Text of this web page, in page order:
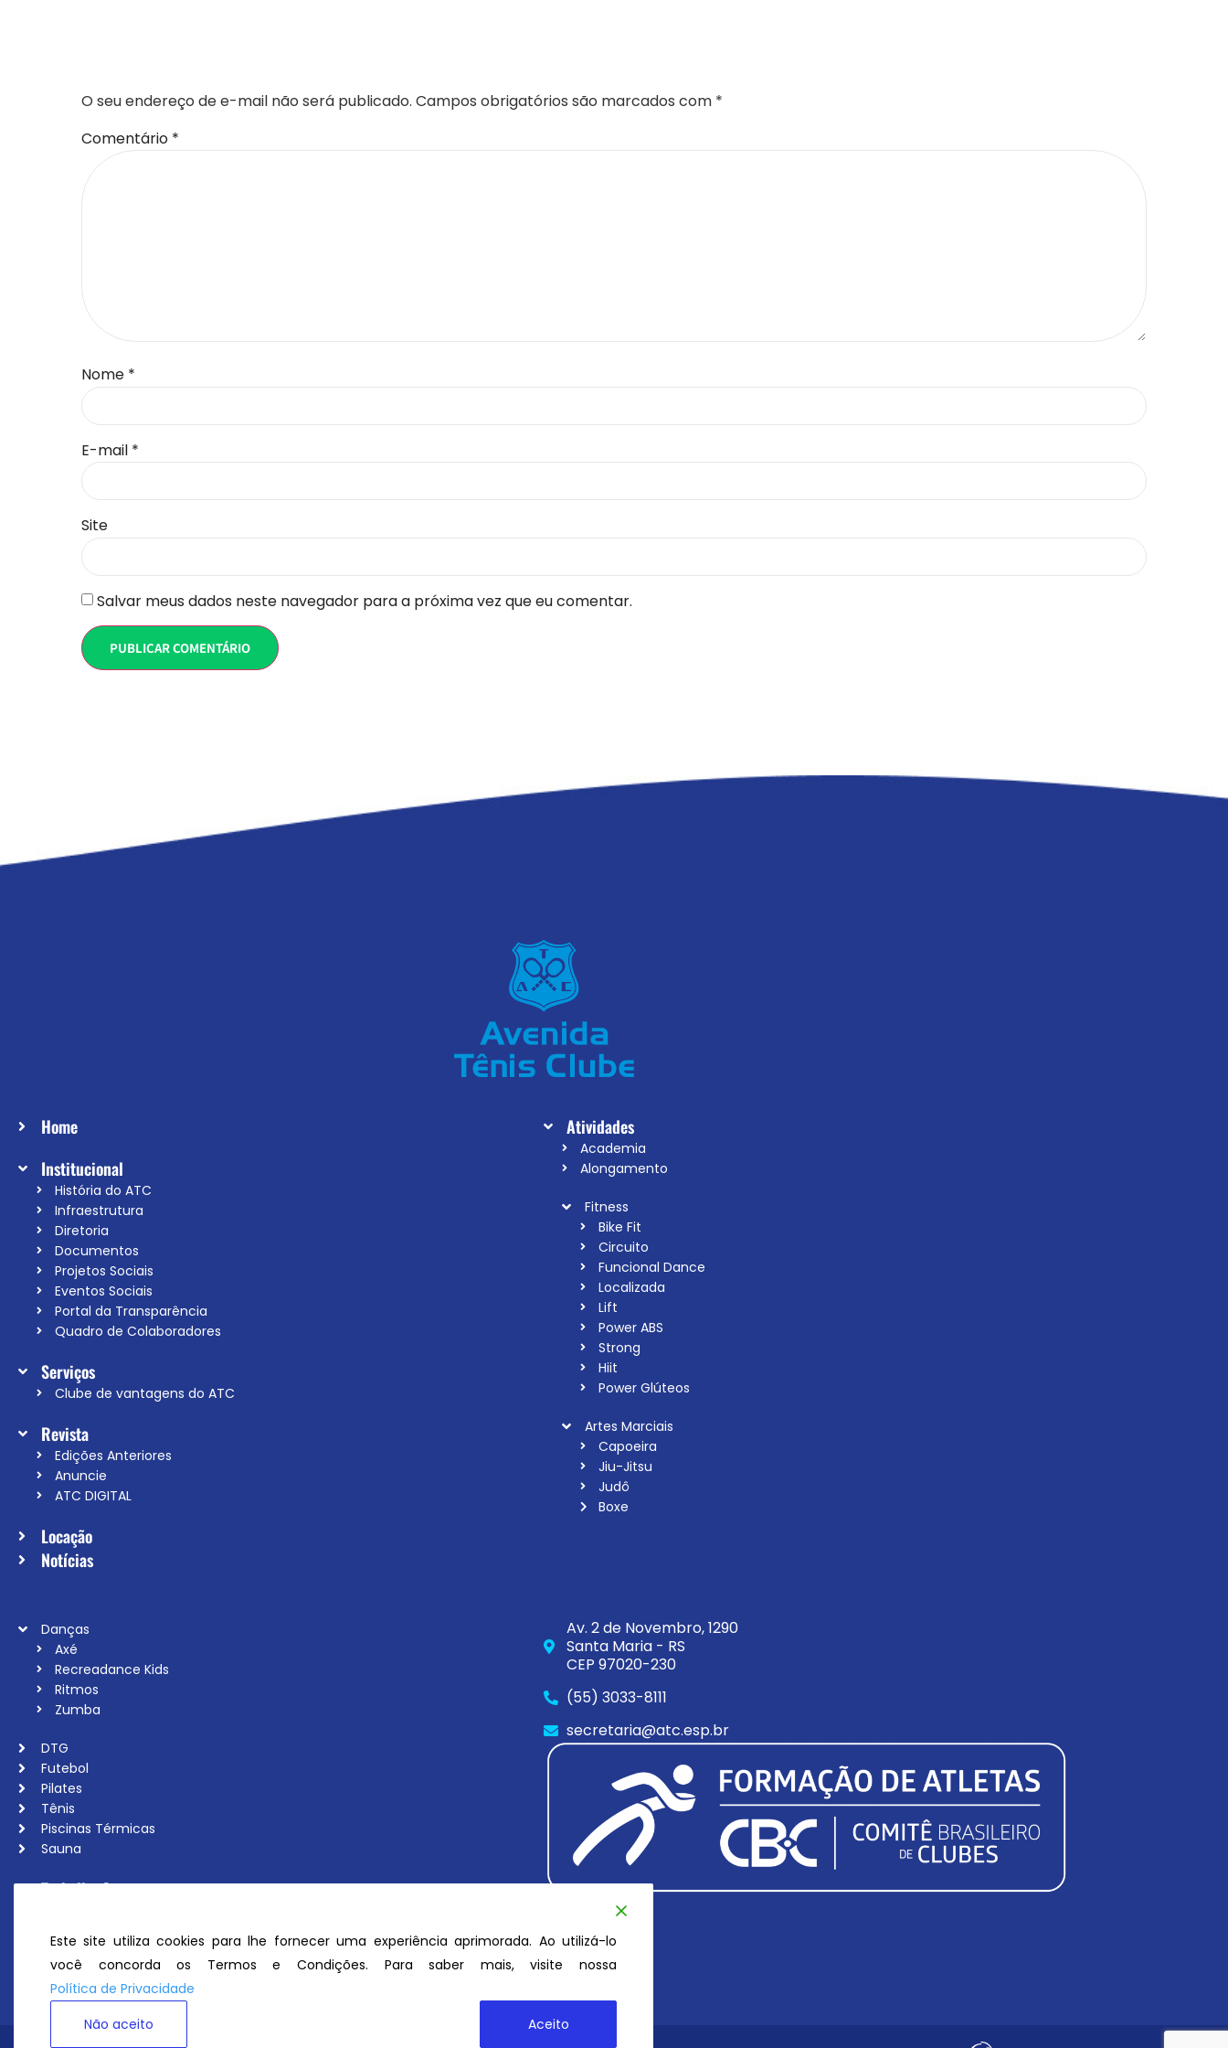
O seu endereço de e-mail não será publicado. Campos obrigatórios são marcados com *
Comentário *
Nome *
E-mail *
Site
Salvar meus dados neste navegador para a próxima vez que eu comentar.
Home
Institucional
História do ATC
Infraestrutura
Diretoria
Documentos
Projetos Sociais
Eventos Sociais
Portal da Transparência
Quadro de Colaboradores
Serviços
Clube de vantagens do ATC
Revista
Edições Anteriores
Anuncie
ATC DIGITAL
Locação
Notícias
Atividades
Academia
Alongamento
Fitness
Bike Fit
Circuito
Funcional Dance
Localizada
Lift
Power ABS
Strong
Hiit
Power Glúteos
Artes Marciais
Capoeira
Jiu-Jitsu
Judô
Boxe
Danças
Axé
Recreadance Kids
Ritmos
Zumba
DTG
Futebol
Pilates
Tênis
Piscinas Térmicas
Sauna
Trabalhe Conosco
Ouvidoria
Política de Privacidade
Perguntas Frequentes
Av. 2 de Novembro, 1290
Santa Maria - RS
CEP 97020-230
(55) 3033-8111
secretaria@atc.esp.br
Este site utiliza cookies para lhe fornecer uma experiência aprimorada. Ao utilizá-lo
você concorda os Termos e Condições. Para saber mais, visite nossa
Política de Privacidade
Não aceito
Aceito